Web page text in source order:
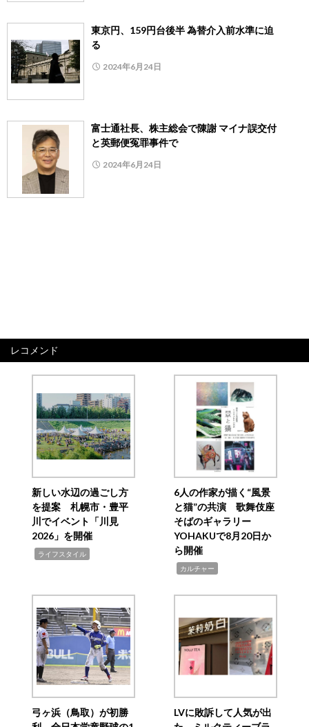
東京円、159円台後半 為替介入前水準に迫
る
2024年6月24日
富士通社長、株主総会で陳謝 マイナ誤交付
と英郵便冤罪事件で
2024年6月24日
レコメンド
新しい水辺の過ごし方
を提案 札幌市・豊平
川でイベント「川見
2026」を開催
ライフスタイル
6人の作家が描く“風景
と猫”の共演 歌舞伎座
そばのギャラリー
YOHAKUで8月20日か
ら開催
カルチャー
弓ヶ浜（鳥取）が初勝
LVに敗訴して人気が出